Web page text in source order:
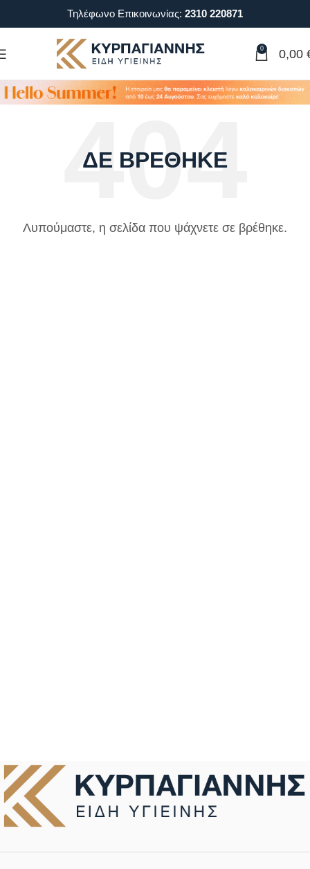
Τηλέφωνο Επικοινωνίας: 2310 220871
0 0,00
ΔΕ ΒΡΈΘΗΚΕ
Λυπούμαστε, η σελίδα που ψάχνετε σε βρέθηκε.